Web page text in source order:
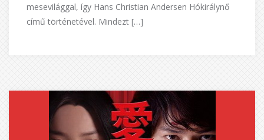
mesevilággal, így Hans Christian Andersen Hókirálynő
című történetével. Mindezt […]